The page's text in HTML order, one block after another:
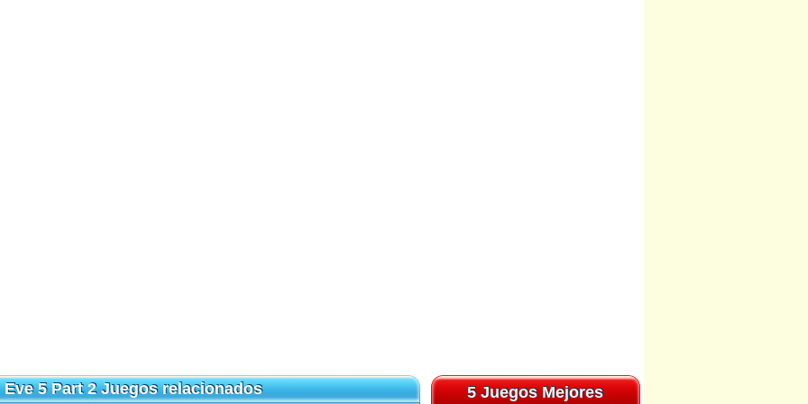
Eve 5 Part 2 Juegos relacionados
Eve 5 Part 2 Juegos relacionados 5 Juegos Mejores
5 Juegos Mejores